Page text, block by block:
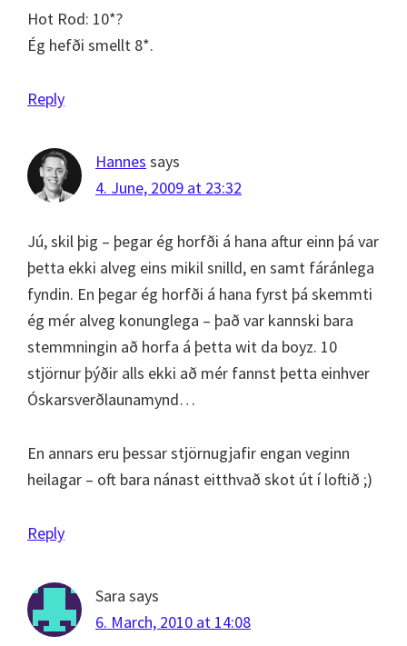
Hot Rod: 10*?
Ég hefði smellt 8*.
Reply
Hannes says
4. June, 2009 at 23:32
Jú, skil þig – þegar ég horfði á hana aftur einn þá var
þetta ekki alveg eins mikil snilld, en samt fáránlega
fyndin. En þegar ég horfði á hana fyrst þá skemmti
ég mér alveg konunglega – það var kannski bara
stemmningin að horfa á þetta wit da boyz. 10
stjörnur þýðir alls ekki að mér fannst þetta einhver
Óskarsverðlaunamynd…
En annars eru þessar stjörnugjafir engan veginn
heilagar – oft bara nánast eitthvað skot út í loftið ;)
Reply
Sara says
6. March, 2010 at 14:08